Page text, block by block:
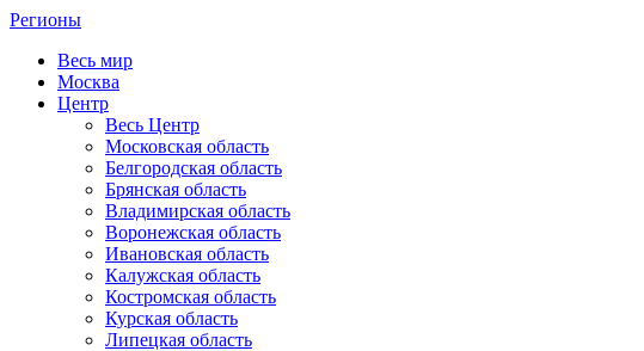
Регионы
Весь мир
Москва
Центр
Весь Центр
Московская область
Белгородская область
Брянская область
Владимирская область
Воронежская область
Ивановская область
Калужская область
Костромская область
Курская область
Липецкая область